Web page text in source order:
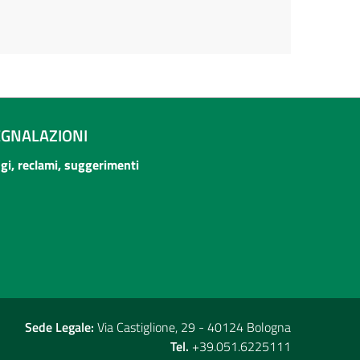
reclami, suggerimenti
Sede Legale: Via Castiglione, 29 - 40124 Bologna
Tel. +39.051.6225111